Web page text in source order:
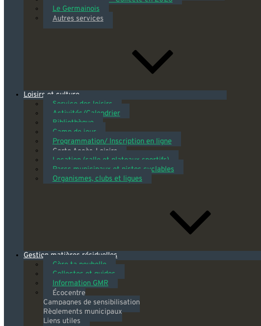
Le Germainois
Autres services
Loisirs et culture
Service des loisirs
Activités/Calendrier
Bibliothèque
Camp de jour
Programmation/ Inscription en ligne
Carte Accès-Loisirs
Location (salle et plateaux sportifs)
Parcs municipaux et pistes cyclables
Organismes, clubs et ligues
Gestion matières résiduelles
Gère ta poubelle
Collectes et guides
Information GMR
Écocentre
Campagnes de sensibilisation
Règlements municipaux
Liens utiles